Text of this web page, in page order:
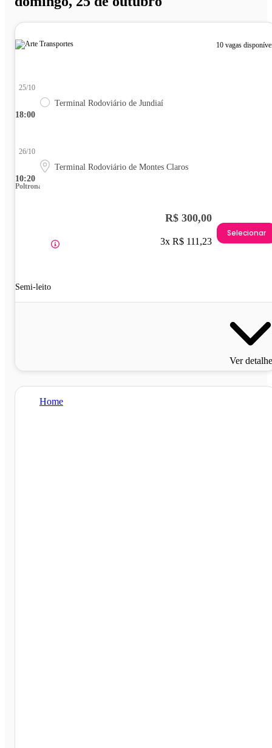
10 vagas
18:00
25/10
Terminal Rodoviário de Jundiaí
10:20
26/10
Terminal Rodoviário de Montes Claros
Poltrona
Semi-leito
R$ 300,00
3x R$ 111,23
Selecionar
Ver
Home